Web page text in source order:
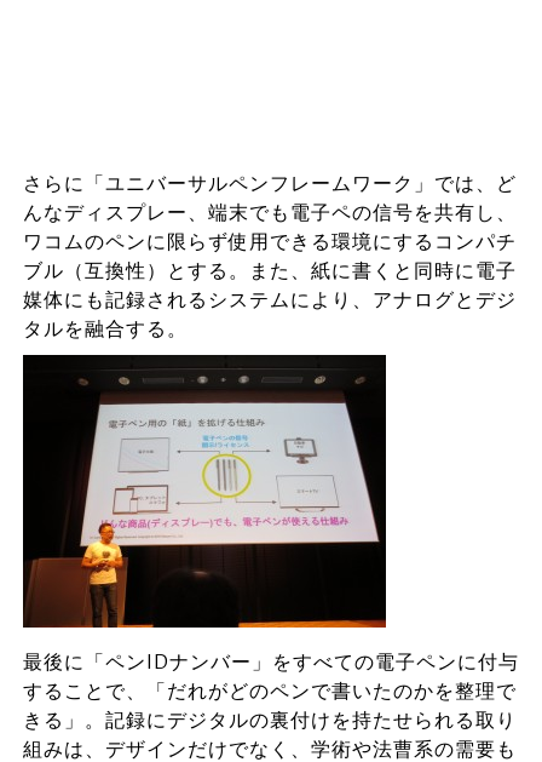
さらに「ユニバーサルペンフレームワーク」では、ど
んなディスプレー、端末でも電子ペの信号を共有し、
ワコムのペンに限らず使用できる環境にするコンパチ
ブル（互換性）とする。また、紙に書くと同時に電子
媒体にも記録されるシステムにより、アナログとデジ
タルを融合する。
最後に「ペンIDナンバー」をすべての電子ペンに付与
することで、「だれがどのペンで書いたのかを整理で
きる」。記録にデジタルの裏付けを持たせられる取り
組みは、デザインだけでなく、学術や法曹系の需要も